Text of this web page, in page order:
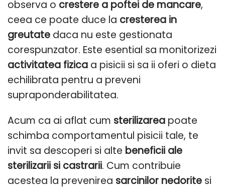
observa o crestere a poftei de mancare,
ceea ce poate duce la cresterea in
greutate daca nu este gestionata
corespunzator. Este esential sa monitorizezi
activitatea fizica a pisicii si sa ii oferi o dieta
echilibrata pentru a preveni
supraponderabilitatea.
Acum ca ai aflat cum sterilizarea poate
schimba comportamentul pisicii tale, te
invit sa descoperi si alte beneficii ale
sterilizarii si castrarii. Cum contribuie
acestea la prevenirea sarcinilor nedorite si